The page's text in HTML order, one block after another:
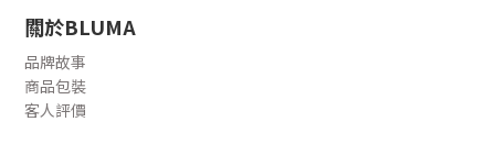
關於BLUMA
品牌故事
商品包裝
客人評價